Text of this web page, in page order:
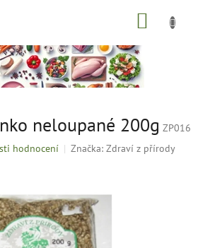
neloupané 200g ZP016
hodnocení Značka: Zdraví z přírody